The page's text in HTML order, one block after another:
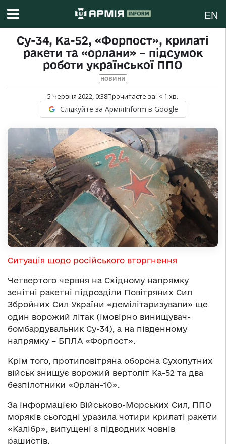
EN
Су-34, Ка-52, «Форпост», крилаті
ракети та «орлани» – підсумок
роботи української ППО
НОВИНИ
5 Червня 2022, 0:38Прочитаєте за: < 1 хв.
Слідкуйте за АрміяInform в Google
Ситуація щодо російського вторгнення
Четвертого червня на Східному напрямку
зенітні ракетні підрозділи Повітряних Сил
Збройних Сил України «демілітаризували» ще
один ворожий літак (імовірно винищувач-
бомбардувальник Су-34), а на південному
напрямку – БПЛА «Форпост».
Крім того, протиповітряна оборона Сухопутних
військ знищує ворожий вертоліт Ка-52 та два
безпілотники «Орлан-10».
За інформацією Військово-Морських Сил, ППО
моряків сьогодні уразила чотири крилаті ракети
«Калібр», випущені з підводних човнів
рашистів.